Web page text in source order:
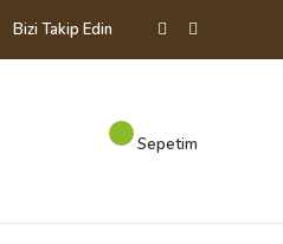
Bizi Takip Edin
Sepetim